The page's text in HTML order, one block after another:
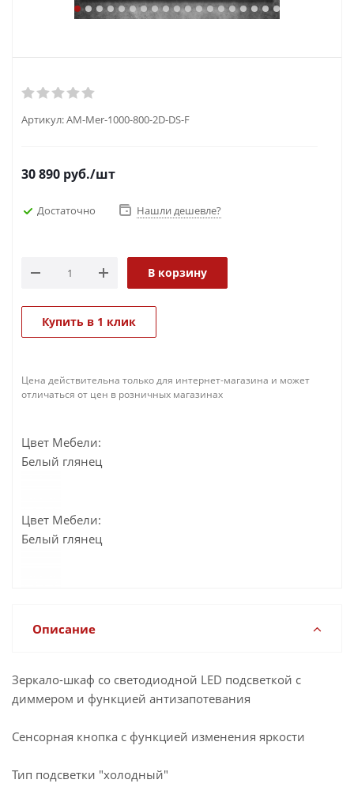
Артикул:AM-Mer-1000-800-2D-DS-F
30 890 руб./шт
Достаточно Нашли дешевле?
В корзину
Купить в 1 клик
Цена действительна только для интернет-магазина и может
отличаться от цен в розничных магазинах
Цвет Мебели:
Белый глянец
Цвет Мебели:
Белый глянец
Описание
Зеркало-шкаф со светодиодной LED подсветкой с
диммером и функцией антизапотевания
Сенсорная кнопка с функцией изменения яркости
Тип подсветки "холодный"